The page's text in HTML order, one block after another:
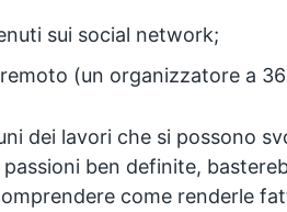
sui social network;
(un organizzatore a
dei lavori che si possono
passioni ben definite,
come renderle